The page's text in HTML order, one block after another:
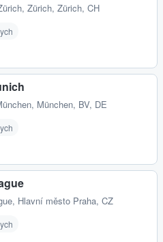
, Zürich, Zürich, CH
, München, BV, DE
Hlavní město Praha, CZ